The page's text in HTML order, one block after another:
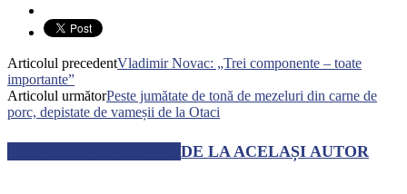
Articolul precedentVladimir Novac: „Trei componente – toate
importante”
Articolul următorPeste jumătate de tonă de mezeluri din carne de
porc, depistate de vameșii de la Otaci
DE LA ACELAȘI AUTOR